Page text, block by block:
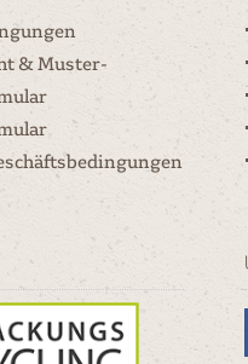
& Muster-